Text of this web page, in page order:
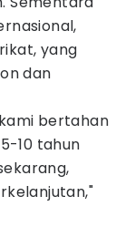
yang
dan
bertahan
10 tahun